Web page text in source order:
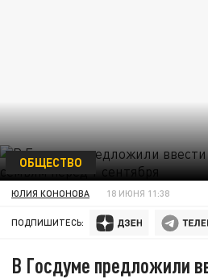
ОБЩЕСТВО
ЮЛИЯ КОНОНОВА 18 ИЮНЯ 11:38
ПОДПИШИТЕСЬ:
В Госдуме предложили